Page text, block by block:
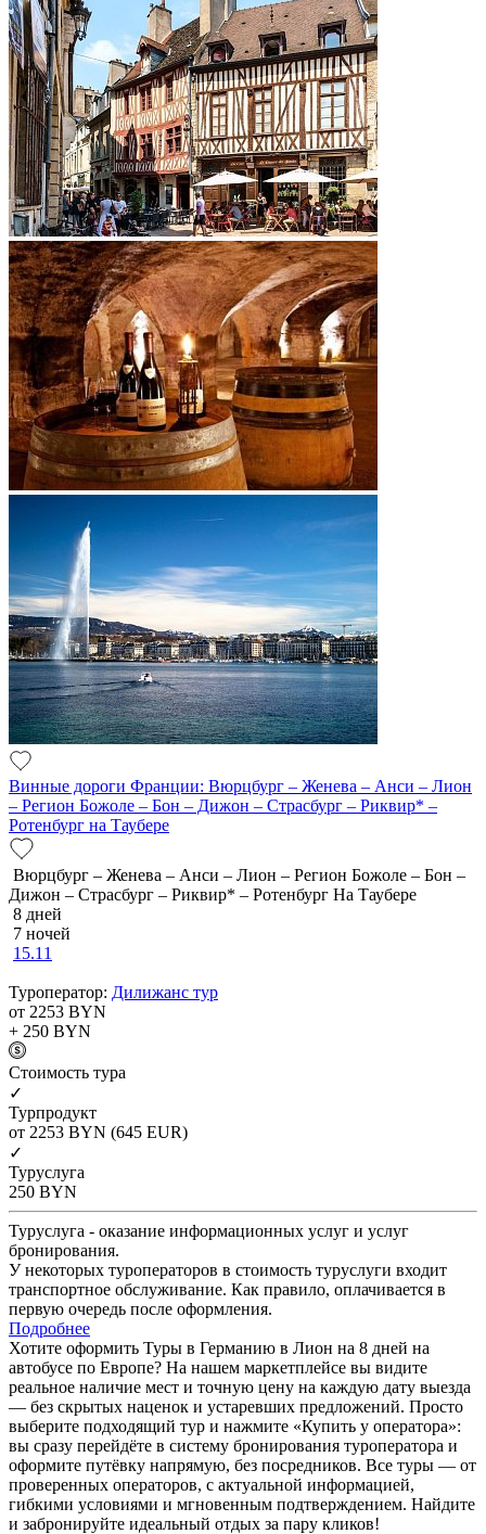
Винные дороги Франции: Вюрцбург – Женева – Анси – Лион
– Регион Божоле – Бон – Дижон – Страсбург – Риквир* –
Ротенбург на Таубере
Вюрцбург – Женева – Анси – Лион – Регион Божоле – Бон –
Дижон – Страсбург – Риквир* – Ротенбург На Таубере
8 дней
7 ночей
15.11
Туроператор: Дилижанс тур
от 2253 BYN
+ 250 BYN
Cтоимость тура
✓
Турпродукт
от 2253 BYN (645 EUR)
✓
Туруслуга
250 BYN
Туруслуга - оказание информационных услуг и услуг
бронирования.
У некоторых туроператоров в стоимость туруслуги входит
транспортное обслуживание. Как правило, оплачивается в
первую очередь после оформления.
Подробнее
Хотите оформить Туры в Германию в Лион на 8 дней на
автобусе по Европе? На нашем маркетплейсе вы видите
реальное наличие мест и точную цену на каждую дату выезда
— без скрытых наценок и устаревших предложений. Просто
выберите подходящий тур и нажмите «Купить у оператора»:
вы сразу перейдёте в систему бронирования туроператора и
оформите путёвку напрямую, без посредников. Все туры — от
проверенных операторов, с актуальной информацией,
гибкими условиями и мгновенным подтверждением. Найдите
и забронируйте идеальный отдых за пару кликов!